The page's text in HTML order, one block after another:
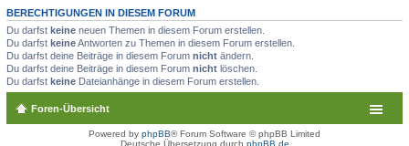
BERECHTIGUNGEN IN DIESEM FORUM
Du darfst keine neuen Themen in diesem Forum erstellen.
Du darfst keineAntworten zu Themen in diesem Forum erstellen.
Du darfst deine Beiträge in diesem Forum nicht ändern.
Du darfst deine Beiträge in diesem Forum nicht löschen.
Du darfst keine Dateianhänge in diesem Forum erstellen.
Foren-Übersicht
Powered by phpBB® Forum Software © phpBB Limited
Deutsche Übersetzung durch phpBB.de